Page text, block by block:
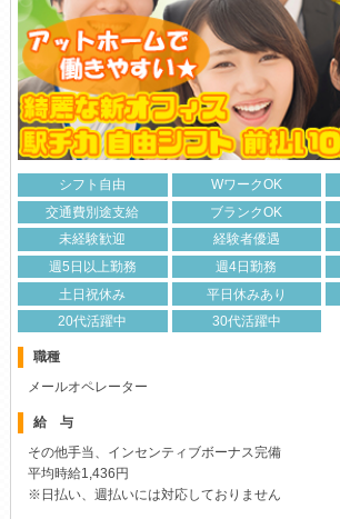
シフト自由 WワークOK
交通費別途支給
ブランクOK
未経験歓迎
経験者優遇
週5日以上勤務
週4日勤務
土日祝休み
平日休みあり
20代活躍中
30代活躍中
職種
メールオペレーター
給 与
その他手当、インセンティブボーナス完備
平均時給1,436円
※日払い、週払いには対応しておりません